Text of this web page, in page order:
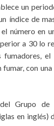
un
índice de
número en
a 30 lo
fumadores,
fumar, con
Grupo de
en inglés)